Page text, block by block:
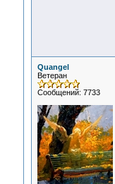
Quangel
Ветеран
Сообщений: 7733